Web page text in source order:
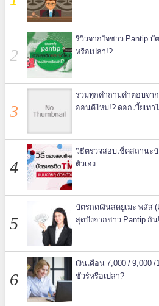
รีวิวจากใจชาว Pantip
หรือเปล่า!?
รวมทุกคำถามคำตอบจา
ออนดีไหม!? ดอกเบี้ยเท่า
วิธีตรวจสอบเช็คสถานะ
ตัวเอง
บัตรกดเงินสดยูเมะ พลัส
สุดปังจากชาว Pantip กัน!
เงินเดือน 7,000 / 9,000
ชัวร์หรือเปล่า?